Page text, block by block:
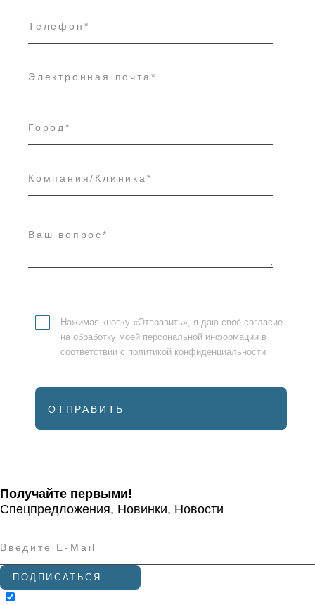
Нажимая кнопку «Отправить», я даю своё согласие
на обработку моей персональной информации в
соответствии с политикой конфиденциальности
ОТПРАВИТЬ
Получайте первыми!
Спецпредложения, Новинки, Новости
ПОДПИСАТЬСЯ